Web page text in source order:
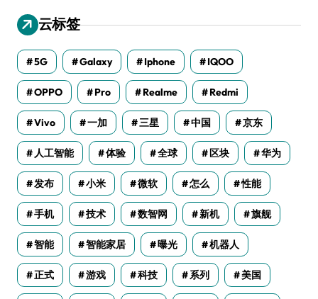
云标签
5G Galaxy Iphone IQOO
OPPO Pro Realme Redmi
Vivo 一加 三星 中国 京东
人工智能 体验 全球 区块 华为
发布 小米 微软 怎么 性能
手机 技术 数智网 新机 旗舰
智能 智能家居 曝光 机器人
正式 游戏 科技 系列 美国